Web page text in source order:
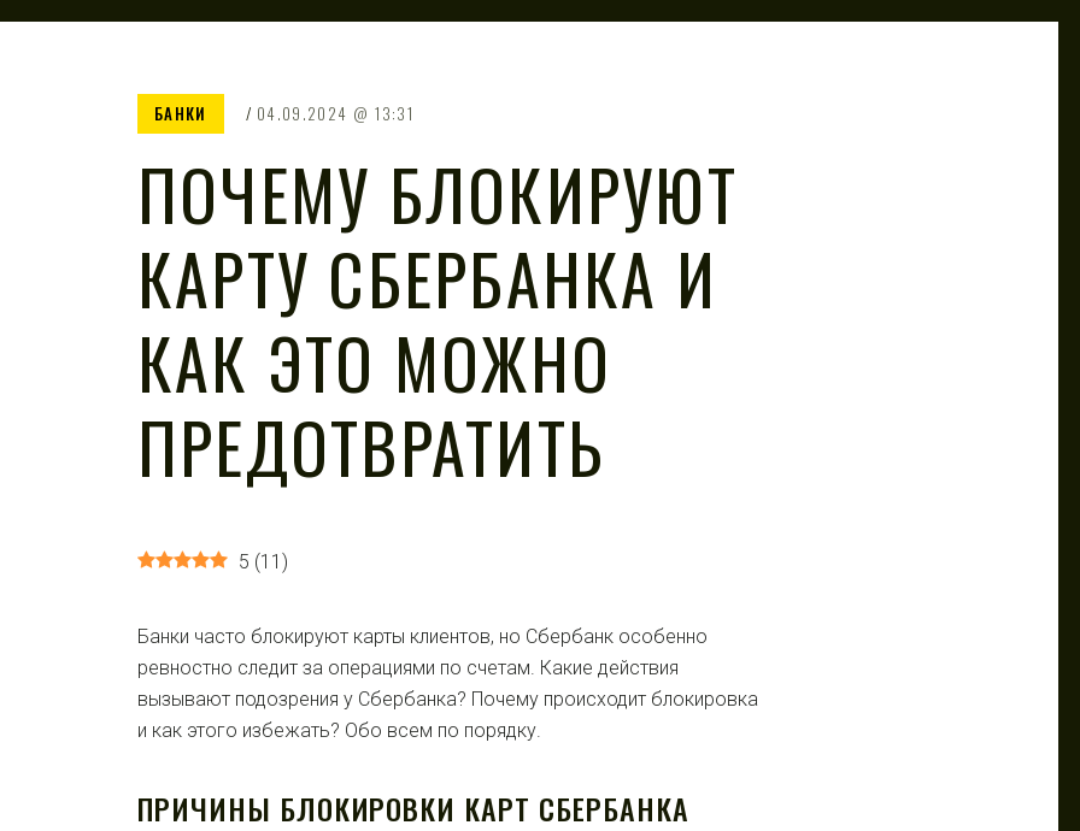
БАНКИ 04.09.2024 13:31
ПОЧЕМУ БЛОКИРУЮТ
КАРТУ СБЕРБАНКА И
КАК ЭТО МОЖНО
ПРЕДОТВРАТИТЬ
5 (11 )
Банки часто блокируют карты клиентов, но Сбербанк особенно
ревностно следит за операциями по счетам. Какие действия
вызывают подозрения у Сбербанка? Почему происходит блокировка
и как этого избежать? Обо всем по порядку.
ПРИЧИНЫ БЛОКИРОВКИ КАРТ СБЕРБАНКА